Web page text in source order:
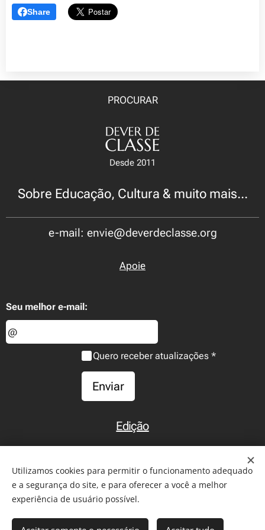
Share
PROCURAR
Desde 2011
Sobre Educação, Cultura & muito mais...
e-mail: envie@deverdeclasse.org
Apoie
Seu melhor e-mail:
Quero receber atualizações
Enviar
Edição
2011-2026 - Todos os direitos reservados. Reprodução de
Utilizamos cookies para permitir o funcionamento adequado
e a segurança do site, e para oferecer a você a melhor
experiência de usuário possível.